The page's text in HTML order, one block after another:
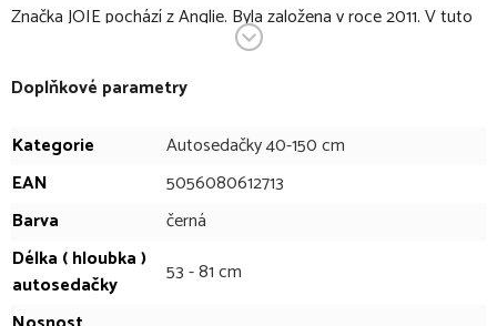
Značka JOIE pochází z Anglie. Byla založena v roce 2011. V tuto
chvíli patří mezi nejprodávanější značky ve Velké Británii a nabízí
své produkty ve více než 50 zemích světa. I přes krátkou dobu
její působnosti na světovém trhu se podařilo jejím produktům
získat řadu uznávaných ocenění, například za praktičnost a
Autosedačka Every Stage™ R129 je nejflexibilnější sedačka, jakou
lze mít. Unikátní autosedačka schválená od narození až do
36kg! Autosedačka nabízí možnost cestovat v bezpečnější
pozici proti směru jízdy pro děti až do výšky 105 cm, tedy do cca
4 let. Every Stage™ R129 navíc nabízí systém ochrany proti
Doplňkové parametry
Kategorie
Autosedačky 40-150 cm
EAN
5056080612713
Barva
černá
Délka ( hloubka )
autosedačky
53 - 81 cm